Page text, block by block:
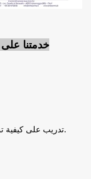
خدمتنا على
* تدريب على كيفية تركيب الآلة ، والتدريب على كيفية استخدام الآلة.